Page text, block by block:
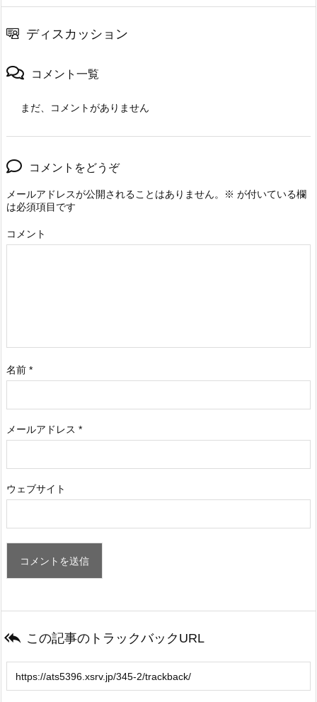
ディスカッション
コメント一覧
まだ、コメントがありません
コメントをどうぞ
メールアドレスが公開されることはありません。 ※ が付いている欄
は必須項目です
コメント
名前 *
メールアドレス *
ウェブサイト
 この記事のトラックバックURL